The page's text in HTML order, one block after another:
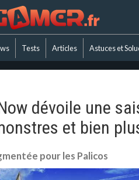
Tests Articles Astuces et
dévoile une
et bien
pour les Palicos